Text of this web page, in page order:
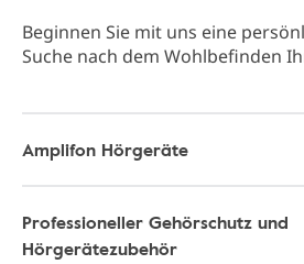
Beginnen Sie mit uns eine
Suche nach dem Wohlbefinden
Amplifon Hörgeräte
Professioneller Gehörschutz und
Hörgerätezubehör